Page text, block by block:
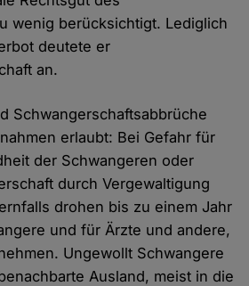
wenig berücksichtigt. Lediglich
deutete er
an.
Schwangerschaftsabbrüche
erlaubt: Bei Gefahr für
der Schwangeren oder
durch Vergewaltigung
drohen bis zu einem Jahr
und für Ärzte und andere,
Ungewollt Schwangere
Ausland, meist in die